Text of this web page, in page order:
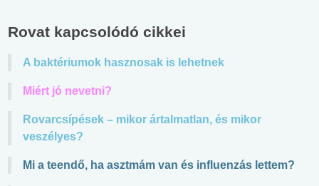
Rovat kapcsolódó cikkei
A baktériumok hasznosak is lehetnek
Miért jó nevetni?
Rovarcsípések – mikor ártalmatlan, és mikor
veszélyes?
Mi a teendő, ha asztmám van és influenzás lettem?